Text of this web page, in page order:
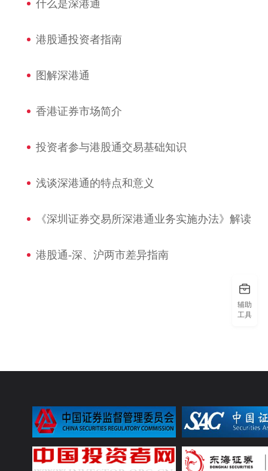
什么是深港通
港股通投资者指南
图解深港通
香港证券市场简介
投资者参与港股通交易基础知识
浅谈深港通的特点和意义
《深圳证券交易所深港通业务实施办法》解读
港股通-深、沪两市差异指南
辅助
工具